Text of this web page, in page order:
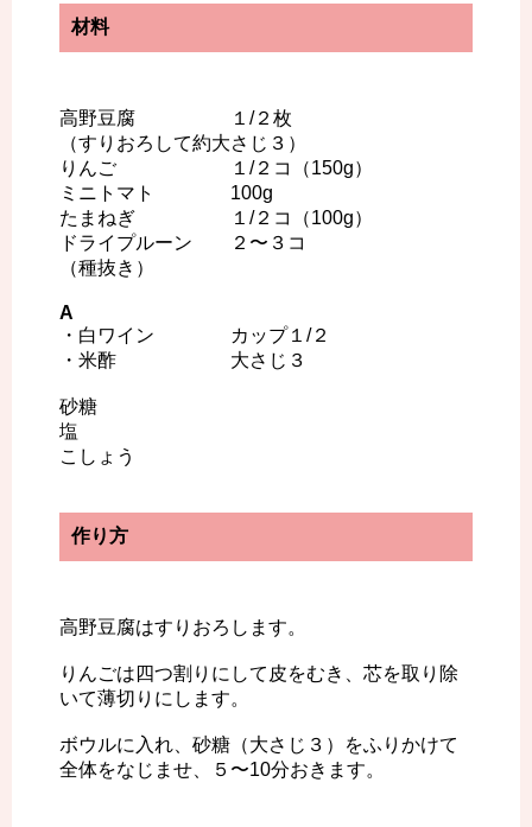
材料
高野豆腐 １/２枚
（すりおろして約大さじ３）
りんご １/２コ（150g）
ミニトマト 100g
たまねぎ １/２コ（100g）
ドライプルーン ２〜３コ
（種抜き）
A
・白ワイン カップ１/２
・米酢 大さじ３
砂糖
塩
こしょう
作り方
高野豆腐はすりおろします。
りんごは四つ割りにして皮をむき、芯を取り除
いて薄切りにします。
ボウルに入れ、砂糖（大さじ３）をふりかけて
全体をなじませ、５〜10分おきます。